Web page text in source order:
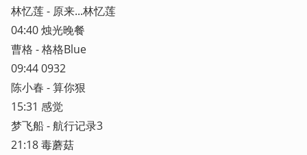
林忆莲 - 原来...林忆莲
04:40 烛光晚餐
曹格 - 格格Blue
09:44 0932
陈小春 - 算你狠
15:31 感觉
梦飞船 - 航行记录3
21:18 毒蘑菇